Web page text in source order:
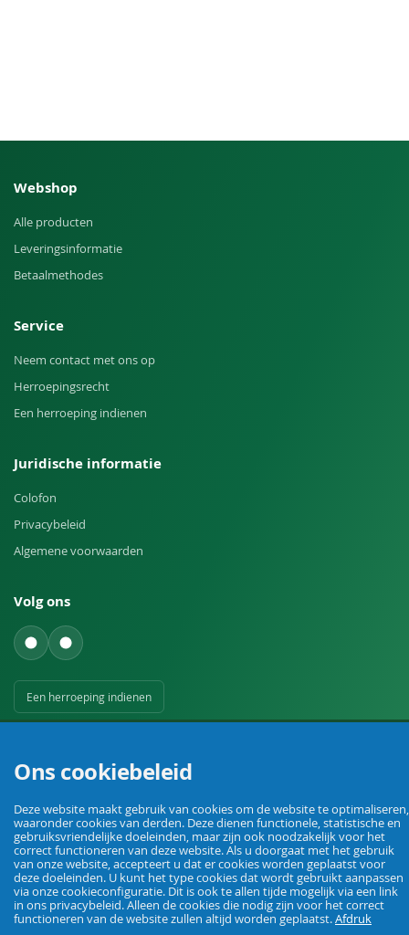
Webshop
Alle producten
Leveringsinformatie
Betaalmethodes
Service
Neem contact met ons op
Herroepingsrecht
Een herroeping indienen
Juridische informatie
Colofon
Privacybeleid
Algemene voorwaarden
Volg ons
Een herroeping indienen
Uw vakhandel voor landbouw, veehouderij, huis, erf en tuin.
© Agrarking. Alle rechten voorbehouden.
Algemene voorwaardenPrivacybeleidHerroepingsrecht Colofon
Ons cookiebeleid
Deze website maakt gebruik van cookies om de website te optimaliseren,
waaronder cookies van derden. Deze dienen functionele, statistische en
gebruiksvriendelijke doeleinden, maar zijn ook noodzakelijk voor het
correct functioneren van deze website. Als u doorgaat met het gebruik
van onze website, accepteert u dat er cookies worden geplaatst voor
deze doeleinden. U kunt het type cookies dat wordt gebruikt aanpassen
via onze cookieconfiguratie. Dit is ook te allen tijde mogelijk via een link
in ons privacybeleid. Alleen de cookies die nodig zijn voor het correct
functioneren van de website zullen altijd worden geplaatst.Afdruk